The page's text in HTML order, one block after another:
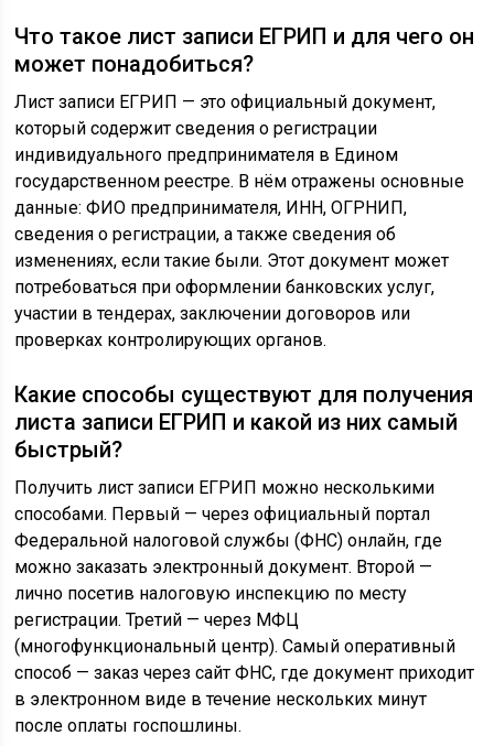
Что такое лист записи ЕГРИП и для чего он
может понадобиться?
Лист записи ЕГРИП — это официальный документ,
который содержит сведения о регистрации
индивидуального предпринимателя в Едином
государственном реестре. В нём отражены основные
данные: ФИО предпринимателя, ИНН, ОГРНИП,
сведения о регистрации, а также сведения об
изменениях, если такие были. Этот документ может
потребоваться при оформлении банковских услуг,
участии в тендерах, заключении договоров или
проверках контролирующих органов.
Какие способы существуют для получения
листа записи ЕГРИП и какой из них самый
быстрый?
Получить лист записи ЕГРИП можно несколькими
способами. Первый — через официальный портал
Федеральной налоговой службы (ФНС) онлайн, где
можно заказать электронный документ. Второй —
лично посетив налоговую инспекцию по месту
регистрации. Третий — через МФЦ
(многофункциональный центр). Самый оперативный
способ — заказ через сайт ФНС, где документ приходит
в электронном виде в течение нескольких минут
после оплаты госпошлины.